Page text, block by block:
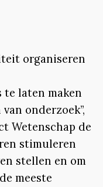
organiseren
laten maken
onderzoek”,
Wetenschap de
stimuleren
stellen en om
meeste